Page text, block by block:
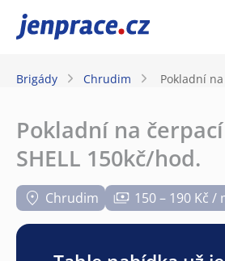
JenPráce.cz
Brigády Chrudim Pokladní
Pokladní na
SHELL 150kč/hod.
Chrudim 150 – 190 Kč /